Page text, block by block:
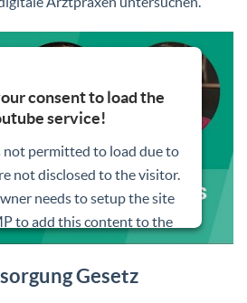
consent to load the
service!
not permitted to load due to
not disclosed to the visitor.
needs to setup the site
to add this content to the
technologies used.
byUsercentrics Consent
Gesetz